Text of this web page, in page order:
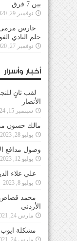
بين 7 فرق
نوفمبر 29, 2020
حارس مرمى
حلم النادي
نوفمبر 27, 2020
أخبار وأسرار
لقب ثانٍ
الأنصار
سبتمبر 15, 2024
مالك حسون
يوليو 28, 2023
وصول مدافع
يوليو 12, 2023
علي علاء
يوليو 8, 2023
محمد قصاص
الأردني
مارس 24, 2021
مشكلة